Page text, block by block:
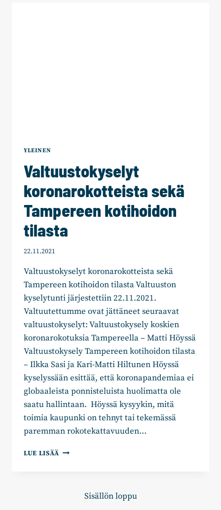
YLEINEN
Valtuustokyselyt
koronarokotteista sekä
Tampereen kotihoidon
tilasta
22.11.2021
Valtuustokyselyt koronarokotteista sekä
Tampereen kotihoidon tilasta Valtuuston
kyselytunti järjestettiin 22.11.2021.
Valtuutettumme ovat jättäneet seuraavat
valtuustokyselyt: Valtuustokysely koskien
koronarokotuksia Tampereella – Matti Höyssä
Valtuustokysely Tampereen kotihoidon tilasta
– Ilkka Sasi ja Kari-Matti Hiltunen Höyssä
kyselyssään esittää, että koronapandemiaa ei
globaaleista ponnisteluista huolimatta ole
saatu hallintaan. Höyssä kysyykin, mitä
toimia kaupunki on tehnyt tai tekemässä
paremman rokotekattavuuden…
LUE LISÄÄ VALTUUSTOKYSELYT
KOTIHOIDONSisällön loppu